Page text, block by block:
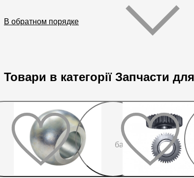
В обратном порядке
Товари в категорії Запчасти
бажаного